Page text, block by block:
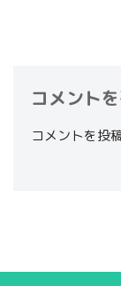
コメント
コメントを投